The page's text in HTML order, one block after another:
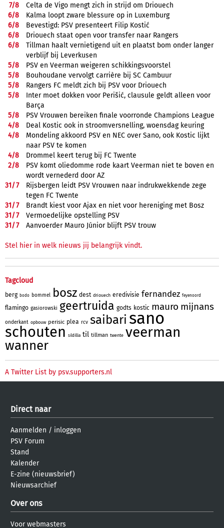
7/8
Celta de Vigo mengt zich in strijd om Driouech
6/8
Kalma loopt zware blessure op in Luxemburg
6/8
Bevestigd: PSV presenteert Filip Kostić
6/8
Driouech staat open voor transfer naar Rangers
6/8
Tillman haalt vernietigend uit en plaatst bom onder langer
verblijf bij Leverkusen
5/8
PSV en Veerman weigeren schikkingsvoorstel
5/8
Bouhoudane vervolgt carrière bij SC Cambuur
5/8
Rangers FC meldt zich bij PSV voor Driouech
5/8
Inter moet dokken voor Perišić, clausule geldt alleen voor
Barça
5/8
PSV Vrouwen bereiken finale voorronde Champions League
4/8
Deal Kostic ook in stroomversnelling, woensdag keuring
4/8
Mondeling akkoord PSV en NEC over Sano, ook Kostic lijkt
naar PSV te komen
4/8
Drommel keert terug bij FC Twente
2/8
PSV komt oliedomme rode kaart Veerman niet te boven en
wordt vernederd door AZ
31/7
Rijsbergen leidt PSV Vrouwen naar indrukwekkende zege
tegen FC Twente
31/7
Brandt kiest voor Ajax en niet voor hereniging met Bosz
31/7
Vermoedelijke opstelling PSV
31/7 Aanvoerder Mauro Júnior blijft PSV trouw
Stel hier in welk nieuws jij belangrijk vindt.
Tagcloud
berg bodo bommel bosz dest driouech eredivisie fernandez feyenoord
flamingo gasiorowski geertruida godts kostic mauro mijnans
onderkant opbouw perisic plea rcv saibari sano
schouten sildillia til tillman twente veerman
wanner
A Twitter List by psv.supporters.nl
Direct naar
Aanmelden / inloggen
PSV Forum
Stand
Kalender
E-zine (nieuwsbrief)
Nieuwsarchief
Over ons
Voor webmasters